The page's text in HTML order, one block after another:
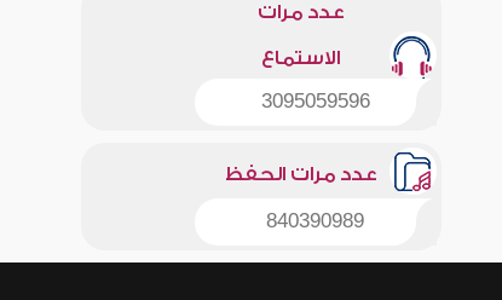
عدد مرات
الاستماع
3095059596
عدد مرات الحفظ
840390989